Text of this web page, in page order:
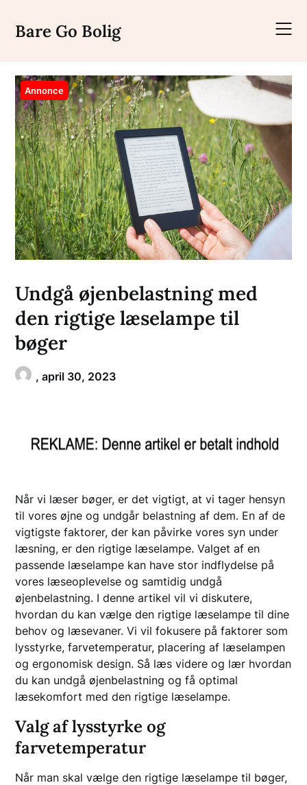
content
Bare Go Bolig
Annonce
Undgå øjenbelastning med
den rigtige læselampe til
bøger
,april 30, 2023
Når vi læser bøger, er det vigtigt, at vi tager hensyn
til vores øjne og undgår belastning af dem. En af de
vigtigste faktorer, der kan påvirke vores syn under
læsning, er den rigtige læselampe. Valget af en
passende læselampe kan have stor indflydelse på
vores læseoplevelse og samtidig undgå
øjenbelastning. I denne artikel vil vi diskutere,
hvordan du kan vælge den rigtige læselampe til dine
behov og læsevaner. Vi vil fokusere på faktorer som
lysstyrke, farvetemperatur, placering af læselampen
og ergonomisk design. Så læs videre og lær hvordan
du kan undgå øjenbelastning og få optimal
læsekomfort med den rigtige læselampe.
Valg af lysstyrke og
farvetemperatur
Når man skal vælge den rigtige læselampe til bøger,